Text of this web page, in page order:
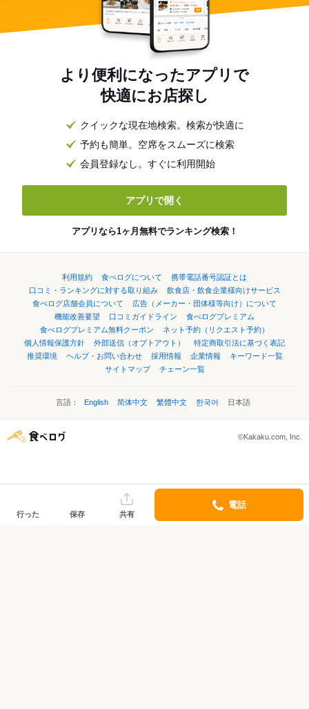
より便利になったアプリで
快適にお店探し
クイックな現在地検索。検索が快適に
予約も簡単。空席をスムーズに検索
会員登録なし。すぐに利用開始
アプリで開く
アプリなら1ヶ月無料でランキング検索！
利用規約 食べログについて
携帯電話番号認証とは
口コミ・ランキングに対する取り組み
飲食店・飲食企業様向けサービス
食べログ店舗会員について
広告（メーカー・団体様等向け）について
機能改善要望
口コミガイドライン
食べログプレミアム
食べログプレミアム無料クーポン
ネット予約（リクエスト予約）
個人情報保護方針
外部送信（オプトアウト）
特定商取引法に基づく表記
推奨環境
ヘルプ・お問い合わせ 採用情報 企業情報
キーワード一覧
サイトマップ
チェーン一覧
言語： English 简体中文 繁體中文 한국어 日本語
©Kakaku.com, Inc.
行った 保存 共有
電話